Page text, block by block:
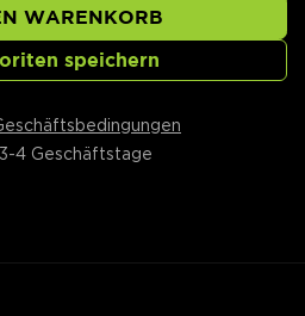
WARENKORB
speichern
4 Geschäftstage